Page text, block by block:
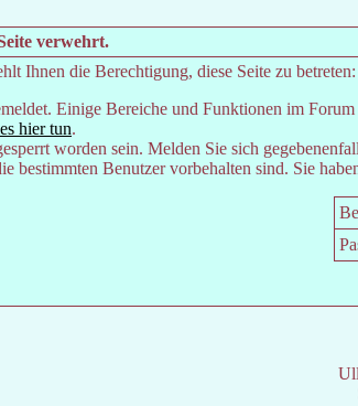
verwehrt.
Ihnen die Berechtigung, diese Seite zu betreten:
Einige Bereiche und Funktionen im
hier tun.
worden sein. Melden Sie sich
bestimmten Benutzer vorbehalten sind. Sie